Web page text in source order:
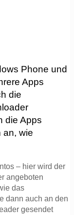
Apps
die
die Apps
an, wie
– hier wird der
angeboten
das
dann auch an den
gesendet